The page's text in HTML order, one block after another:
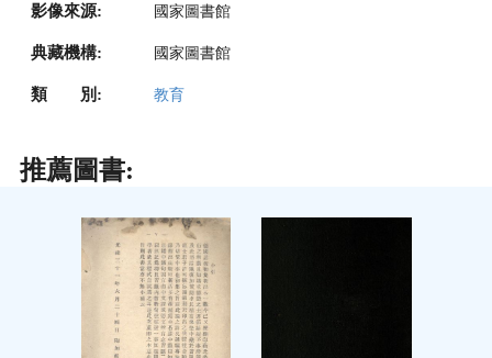
影像來源: 國家圖書館
典藏機構: 國家圖書館
類 別: 教育
推薦圖書: